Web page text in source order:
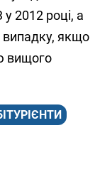
2012 році, а
випадку, якщо
вищого